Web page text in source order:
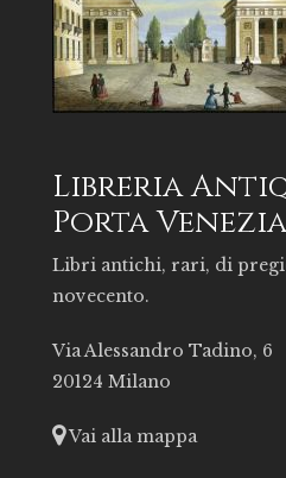
Libreria
Porta
Libri antichi, rari, di
novecento.
Via Alessandro Tadino, 6
20124 Milano
Vai alla mappa